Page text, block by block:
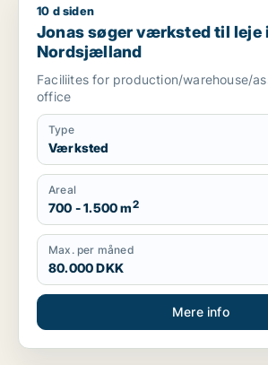
Jonas søger værksted til leje i
10 d siden
Jonas søger værksted til leje i
Nordsjælland
Faciliites for production/warehouse/
office
Type
Værksted
Areal
700 - 1.500 m2
Max. per måned
80.000 DKK
Mere info